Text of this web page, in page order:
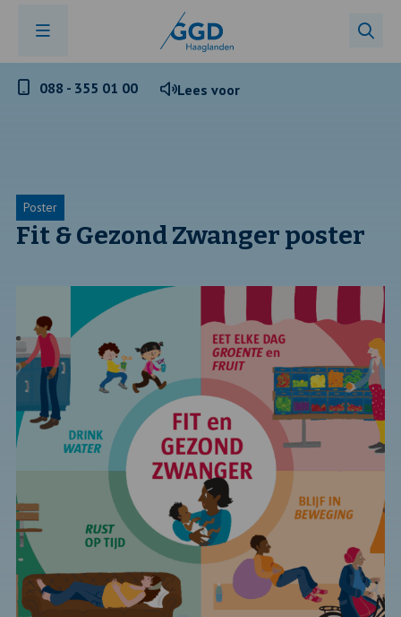
Telefoonnummer
088 - 355 01 00 Lees voor
Poster
Fit & Gezond Zwanger poster